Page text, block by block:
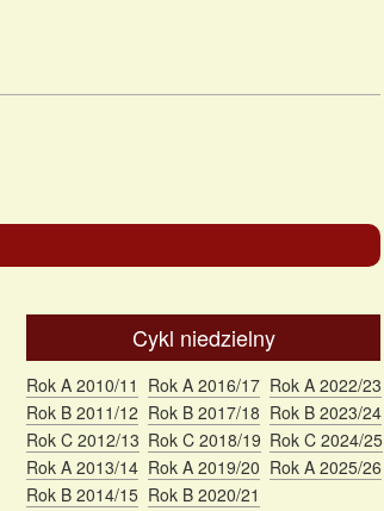
Cykl niedzielny
Rok A 2010/11
Rok B 2011/12
Rok C 2012/13
Rok A 2013/14
Rok B 2014/15
Rok A 2016/17
Rok B 2017/18
Rok C 2018/19
Rok A 2019/20
Rok B 2020/21
Rok A 2022/23
Rok B 2023/24
Rok C 2024/25
Rok A 2025/26